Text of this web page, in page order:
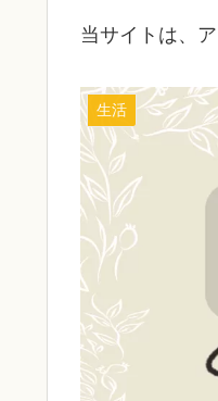
当サイトは、
生活